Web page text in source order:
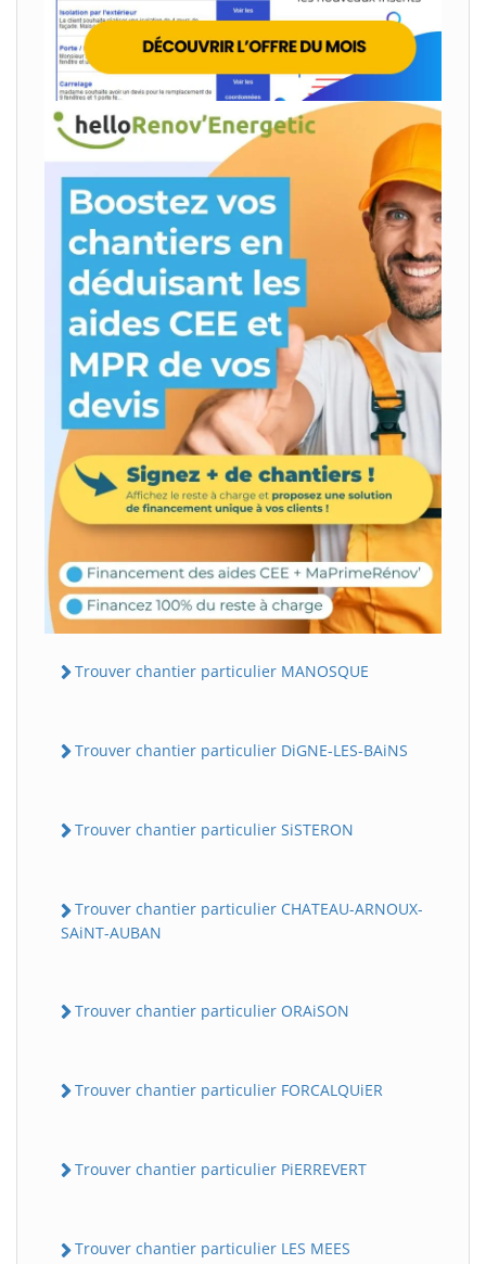
Trouver chantier particulier MANOSQUE
Trouver chantier particulier DiGNE-LES-BAiNS
Trouver chantier particulier SiSTERON
Trouver chantier particulier CHATEAU-ARNOUX-
SAiNT-AUBAN
Trouver chantier particulier ORAiSON
Trouver chantier particulier FORCALQUiER
Trouver chantier particulier PiERREVERT
Trouver chantier particulier LES MEES